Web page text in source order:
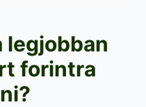
legjobban
forintra